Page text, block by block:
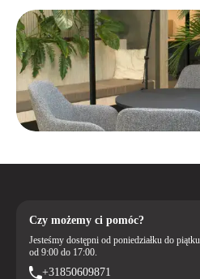
Czy możemy ci pomóc?
Jesteśmy dostępni od poniedziałku do piątku
od 9:00 do 17:00.
+31850609871